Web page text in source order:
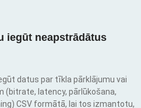
iegūt neapstrādātus
datus par tīkla pārklājumu vai
(bitrate, latency, pārlūkošana,
CSV formātā, lai tos izmantotu,